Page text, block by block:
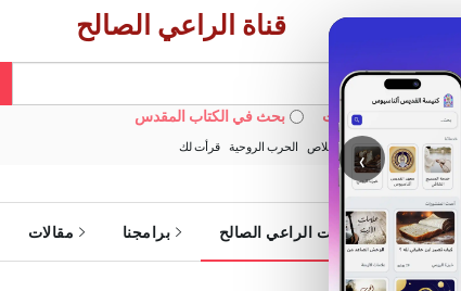
‹
قناة الراعي الصالح
بحث في الويبسايت بحث في الكتاب المقدس
الأكثر بحثًا: خبزنا اليومي الخلاص الحرب الروحية قرأت لك
الرئيسية خدمات الراعي الصالح برامجنا مقالات